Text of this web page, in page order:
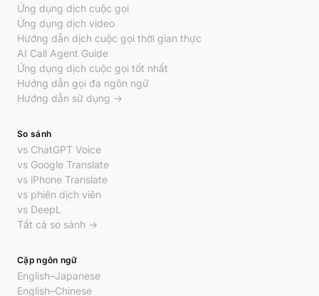
Ứng dụng dịch cuộc gọi
Ứng dụng dịch video
Hướng dẫn dịch cuộc gọi thời gian thực
AI Call Agent Guide
Ứng dụng dịch cuộc gọi tốt nhất
Hướng dẫn gọi đa ngôn ngữ
Hướng dẫn sử dụng →
So sánh
vs ChatGPT Voice
vs Google Translate
vs iPhone Translate
vs phiên dịch viên
vs DeepL
Tất cả so sánh →
Cặp ngôn ngữ
English–Japanese
English–Chinese